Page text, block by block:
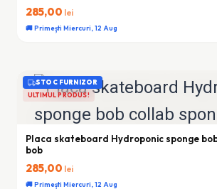
285,00 lei
🚚 Primești Miercuri, 12 Aug
STOC FURNIZOR
ULTIMUL PRODUS!
Placa skateboard Hydroponic sponge
bob
285,00 lei
🚚 Primești Miercuri, 12 Aug